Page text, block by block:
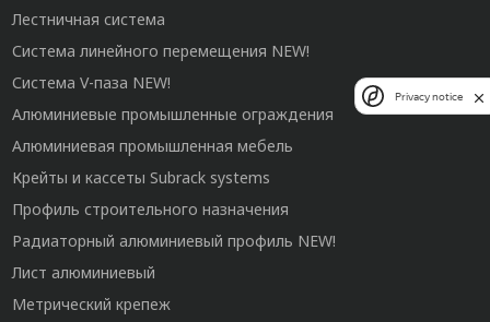
Лестничная система
Система линейного перемещения NEW!
Система V-паза NEW!
Алюминиевые промышленные ограждения
Алюминиевая промышленная мебель
Крейты и кассеты Subrack systems
Профиль строительного назначения
Радиаторный алюминиевый профиль NEW!
Лист алюминиевый
Метрический крепеж
Privacy notice